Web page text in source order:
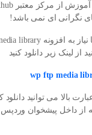
نگرانی ای نمی باشد!
از لینک زیر دانلود کنید
بالا می توانید
از داخل پیشخوان